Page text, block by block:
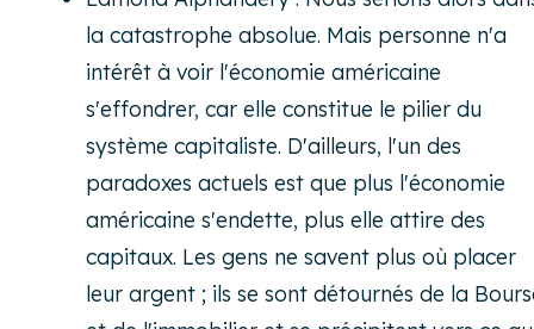
la catastrophe absolue. Mais personne n'a
intérêt à voir l'économie américaine
s'effondrer, car elle constitue le pilier du
système capitaliste. D'ailleurs, l'un des
paradoxes actuels est que plus l'économie
américaine s'endette, plus elle attire des
capitaux. Les gens ne savent plus où placer
leur argent ; ils se sont détournés de la